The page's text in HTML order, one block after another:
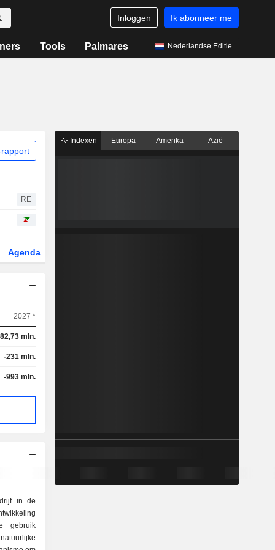
Inloggen Ik abonneer me
Tools Palmares Nederlandse Editie
RE
Agenda
2027 *
82,73 mln.
-231 mln.
-993 mln.
in de
gebruik
Indexen Europa Amerika Azië